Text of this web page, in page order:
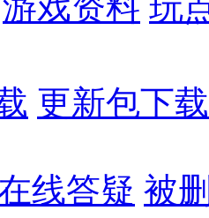
更新包下载
线答疑 被